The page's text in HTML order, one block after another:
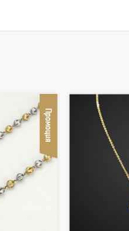
Промоция